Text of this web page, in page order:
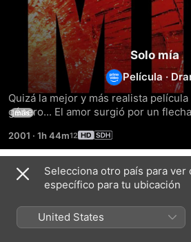
Solo mía
Película ·
Quizá la mejor y más realista
género... El amor surgió por un
dicha... hasta que aparecieron los
insultos. Tan sólo fue necesario un
que Ángela descubriera el verdadero
marido.
más
2001 · 1h 44m
Títulos relacionados
Santos
Inocentes
Selecciona otro país para ver
específico para tu ubicación
United States